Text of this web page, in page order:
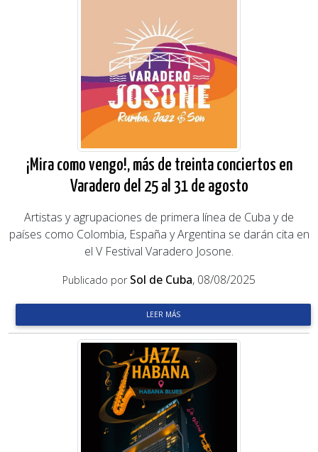
¡Mira como vengo!, más de treinta conciertos en
Varadero del 25 al 31 de agosto
Artistas y agrupaciones de primera línea de Cuba y de
países como Colombia, España y Argentina se darán cita en
el V Festival Varadero Josone.
Publicado por Sol de Cuba, 08/08/2025
LEER MÁS